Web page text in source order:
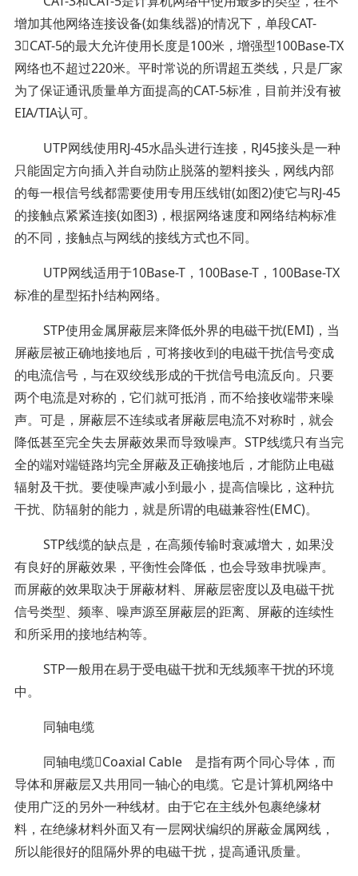
增加其他网络连接设备(如集线器)的情况下，单段CAT-
3CAT-5的最大允许使用长度是100米，增强型100Base-TX
网络也不超过220米。平时常说的所谓超五类线，只是厂家
为了保证通讯质量单方面提高的CAT-5标准，目前并没有被
EIA/TIA认可。
UTP网线使用RJ-45水晶头进行连接，RJ45接头是一种
只能固定方向插入并自动防止脱落的塑料接头，网线内部
的每一根信号线都需要使用专用压线钳(如图2)使它与RJ-45
的接触点紧紧连接(如图3)，根据网络速度和网络结构标准
的不同，接触点与网线的接线方式也不同。
UTP网线适用于10Base-T，100Base-T，100Base-TX
标准的星型拓扑结构网络。
STP使用金属屏蔽层来降低外界的电磁干扰(EMI)，当
屏蔽层被正确地接地后，可将接收到的电磁干扰信号变成
的电流信号，与在双绞线形成的干扰信号电流反向。只要
两个电流是对称的，它们就可抵消，而不给接收端带来噪
声。可是，屏蔽层不连续或者屏蔽层电流不对称时，就会
降低甚至完全失去屏蔽效果而导致噪声。STP线缆只有当完
全的端对端链路均完全屏蔽及正确接地后，才能防止电磁
辐射及干扰。要使噪声减小到最小，提高信噪比，这种抗
干扰、防辐射的能力，就是所谓的电磁兼容性(EMC)。
STP线缆的缺点是，在高频传输时衰减增大，如果没
有良好的屏蔽效果，平衡性会降低，也会导致串扰噪声。
而屏蔽的效果取决于屏蔽材料、屏蔽层密度以及电磁干扰
信号类型、频率、噪声源至屏蔽层的距离、屏蔽的连续性
和所采用的接地结构等。
STP一般用在易于受电磁干扰和无线频率干扰的环境
中。
同轴电缆
同轴电缆Coaxial Cable 是指有两个同心导体，而
导体和屏蔽层又共用同一轴心的电缆。它是计算机网络中
使用广泛的另外一种线材。由于它在主线外包裹绝缘材
料，在绝缘材料外面又有一层网状编织的屏蔽金属网线，
所以能很好的阻隔外界的电磁干扰，提高通讯质量。